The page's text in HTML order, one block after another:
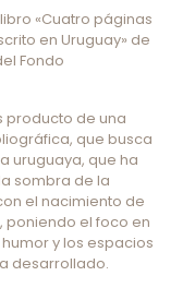
«Cuatro páginas
en Uruguay» de
Fondo
producto de una
que busca
uruguaya, que ha
sombra de la
el nacimiento de
poniendo el foco en
y los espacios
desarrollado.